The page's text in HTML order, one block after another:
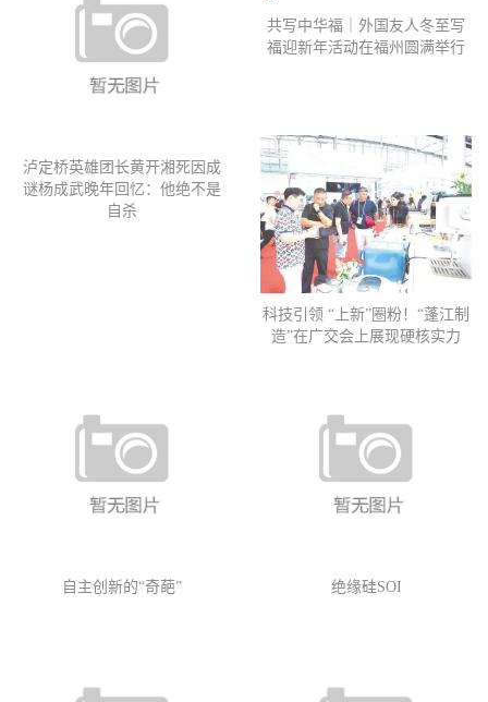
泸定桥英雄团长黄开湘死因成
谜杨成武晚年回忆：他绝不是
自杀
共写中华福｜外国友人冬至写
福迎新年活动在福州圆满举行
科技引领 “上新”圈粉！“蓬江制
造”在广交会上展现硬核实力
自主创新的“奇葩” 绝缘硅SOI